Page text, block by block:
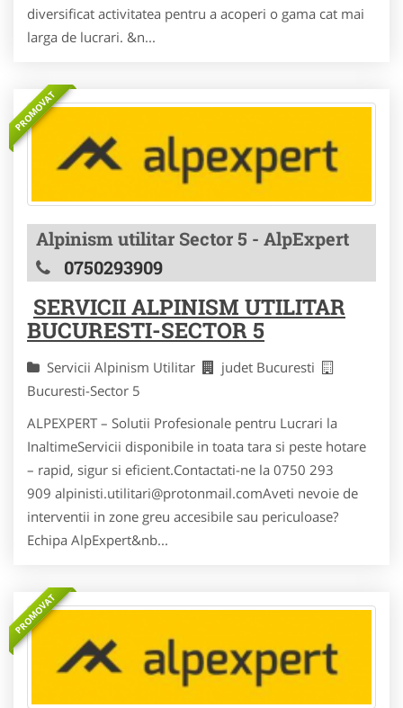
diversificat activitatea pentru a acoperi o gama cat mai
larga de lucrari. &n...
PROMOVAT
Alpinism utilitar Sector 5 - AlpExpert
0750293909
SERVICII ALPINISM UTILITAR
BUCURESTI-SECTOR 5
Servicii Alpinism Utilitar
judet Bucuresti
Bucuresti-Sector 5
ALPEXPERT – Solutii Profesionale pentru Lucrari la
InaltimeServicii disponibile in toata tara si peste hotare
– rapid, sigur si eficient.Contactati-ne la 0750 293
909 alpinisti.utilitari@protonmail.comAveti nevoie de
interventii in zone greu accesibile sau periculoase?
Echipa AlpExpert&nb...
PROMOVAT